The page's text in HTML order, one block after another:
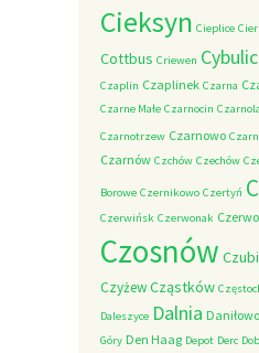
Cieksyn Cieplice
Cottbus Criewen
Czaplin Czaplinek Czarna
Czarne Małe Czarnocin
Czarnotrzew Czarnowo
Czarnów Czchów Czechów
Borowe Czernikowo Czertyń
Czerwińsk Czerwonak
Czosnów
CzyżewCząstków
Daleszyce Dalnia Daniłowo
Góry Den Haag Depot Derc